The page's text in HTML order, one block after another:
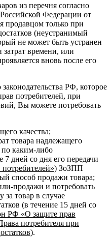
из перечня согласно
Федерации от
продавцом только при
(неустранимый
не может быть устранен
затрат времени, или
вновь после его
РФ, которое
потребителей, при
Вы можете потребовать
качества;
товара надлежащего
по каким-либо
7 дней со дня его передачи
) ЗоЗПП
способ продажи товара;
продажи и потребовать
товар в случае
(в течение 15 дней со
РФ «О защите прав
потребителя при
).